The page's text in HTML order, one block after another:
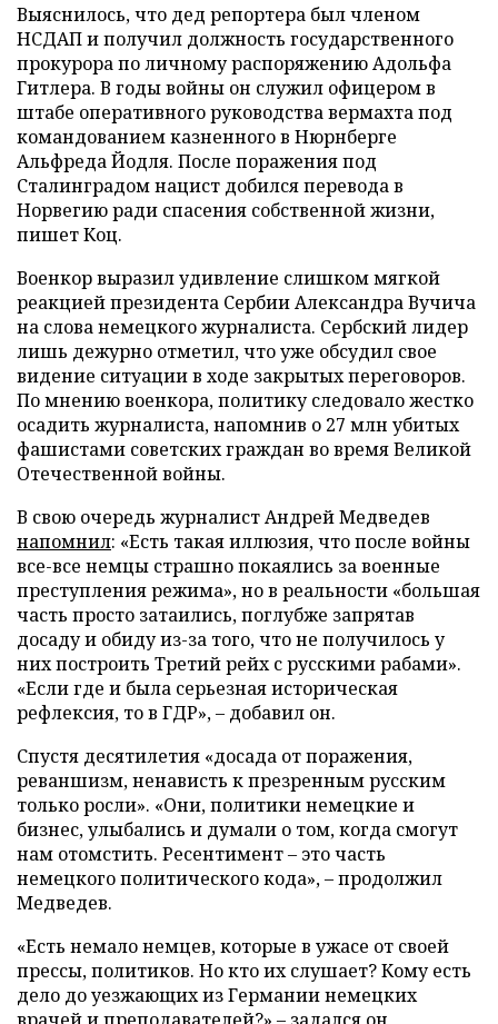
Выяснилось, что дед репортера был членом
НСДАП и получил должность государственного
прокурора по личному распоряжению Адольфа
Гитлера. В годы войны он служил офицером в
штабе оперативного руководства вермахта под
командованием казненного в Нюрнберге
Альфреда Йодля. После поражения под
Сталинградом нацист добился перевода в
Норвегию ради спасения собственной жизни,
пишет Коц.
Военкор выразил удивление слишком мягкой
реакцией президента Сербии Александра Вучича
на слова немецкого журналиста. Сербский лидер
лишь дежурно отметил, что уже обсудил свое
видение ситуации в ходе закрытых переговоров.
По мнению военкора, политику следовало жестко
осадить журналиста, напомнив о 27 млн убитых
фашистами советских граждан во время Великой
Отечественной войны.
В свою очередь журналист Андрей Медведев
напомнил: «Есть такая иллюзия, что после войны
все-все немцы страшно покаялись за военные
преступления режима», но в реальности «большая
часть просто затаились, поглубже запрятав
досаду и обиду из-за того, что не получилось у
них построить Третий рейх с русскими рабами».
«Если где и была серьезная историческая
рефлексия, то в ГДР», – добавил он.
Спустя десятилетия «досада от поражения,
реваншизм, ненависть к презренным русским
только росли». «Они, политики немецкие и
бизнес, улыбались и думали о том, когда смогут
нам отомстить. Ресентимент – это часть
немецкого политического кода», – продолжил
Медведев.
«Есть немало немцев, которые в ужасе от своей
прессы, политиков. Но кто их слушает? Кому есть
дело до уезжающих из Германии немецких